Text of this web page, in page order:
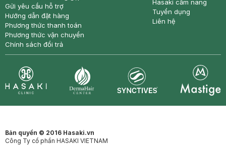
Gửi yêu cầu hỗ trợ
Hướng dẫn đặt hàng
Phương thức thanh toán
Phương thức vận chuyển
Chính sách đổi trả
Hasaki cẩm nang
Tuyển dụng
Liên hệ
Bản quyền © 2016 Hasaki.vn
Công Ty cổ phần HASAKI VIETNAM